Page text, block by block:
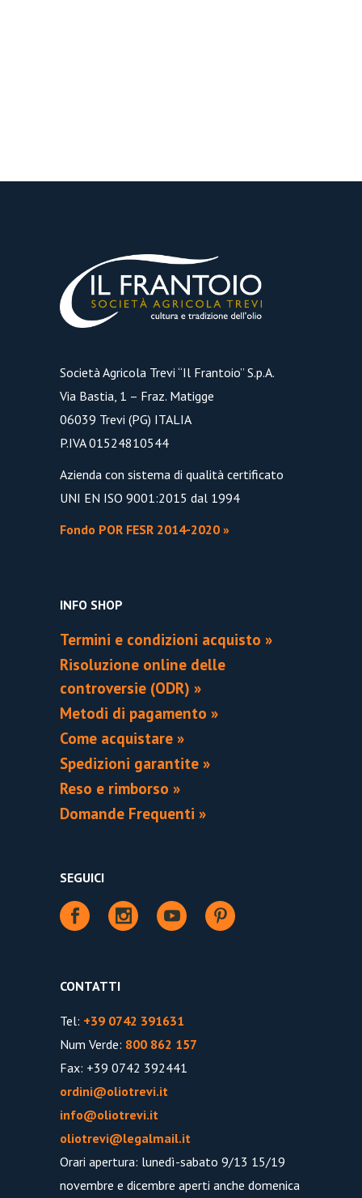
Società Agricola Trevi “Il Frantoio” S.p.A.
Via Bastia, 1 – Fraz. Matigge
06039 Trevi (PG) ITALIA
P.IVA 01524810544
Azienda con sistema di qualità certificato
UNI EN ISO 9001:2015 dal 1994
Fondo POR FESR 2014-2020 »
INFO SHOP
Termini e condizioni acquisto »
Risoluzione online delle
controversie (ODR) »
Metodi di pagamento »
Come acquistare »
Spedizioni garantite »
Reso e rimborso »
Domande Frequenti »
SEGUICI
CONTATTI
Tel: +39 0742 391631
Num Verde: 800 862 157
Fax: +39 0742 392441
ordini@oliotrevi.it
info@oliotrevi.it
oliotrevi@legalmail.it
Orari apertura: lunedì-sabato 9/13 15/19
novembre e dicembre aperti anche domenica